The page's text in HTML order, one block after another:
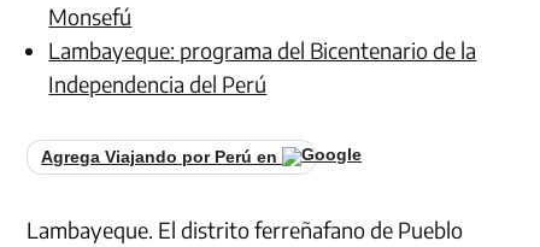
Monsefú
Lambayeque: programa del Bicentenario de la
Independencia del Perú
Agrega Viajando por Perú en
Lambayeque. El distrito ferreñafano de Pueblo